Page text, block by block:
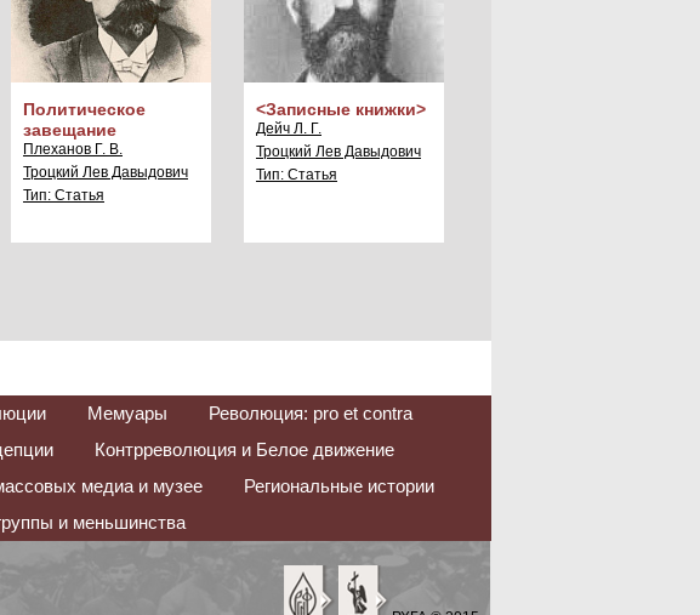
Политическое
завещание
Плеханов Г. В.
Троцкий Лев Давыдович
Тип: Статья
<Записные книжки>
Дейч Л. Г.
Троцкий Лев Давыдович
Тип: Статья
Мемуары
Революция: pro et contra
Контрреволюция и Белое движение
медиа и музее
Региональные истории
и меньшинства